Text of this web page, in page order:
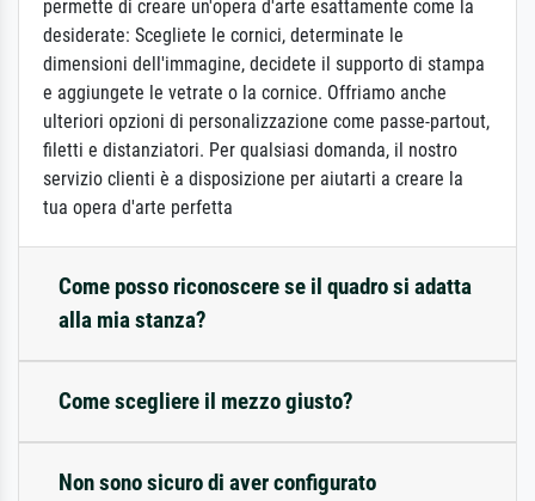
permette di creare un'opera d'arte esattamente come la
desiderate: Scegliete le cornici, determinate le
dimensioni dell'immagine, decidete il supporto di stampa
e aggiungete le vetrate o la cornice. Offriamo anche
ulteriori opzioni di personalizzazione come passe-partout,
filetti e distanziatori. Per qualsiasi domanda, il nostro
servizio clienti è a disposizione per aiutarti a creare la
tua opera d'arte perfetta
Come posso riconoscere se il quadro si adatta
alla mia stanza?
Come scegliere il mezzo giusto?
Non sono sicuro di aver configurato